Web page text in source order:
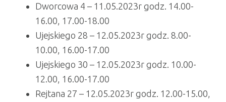
Dworcowa 4 – 11.05.2023r godz. 14.00-
16.00, 17.00-18.00
Ujejskiego 28 – 12.05.2023r godz. 8.00-
10.00, 16.00-17.00
Ujejskiego 30 – 12.05.2023r godz. 10.00-
12.00, 16.00-17.00
Rejtana 27 – 12.05.2023r godz. 12.00-15.00,